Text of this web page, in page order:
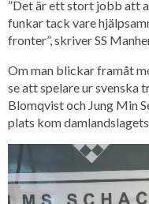
”Det är ett stort jobb att
funkar tack vare
fronter”, skriver SS
Om man blickar framåt
se att spelare ur svenska
Blomqvist och Jung Min
plats kom damlandslagets